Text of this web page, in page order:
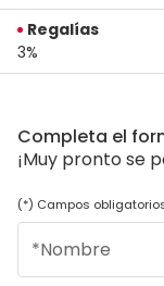
Regalías
3%
Completa el
¡Muy pronto se
(*) Campos